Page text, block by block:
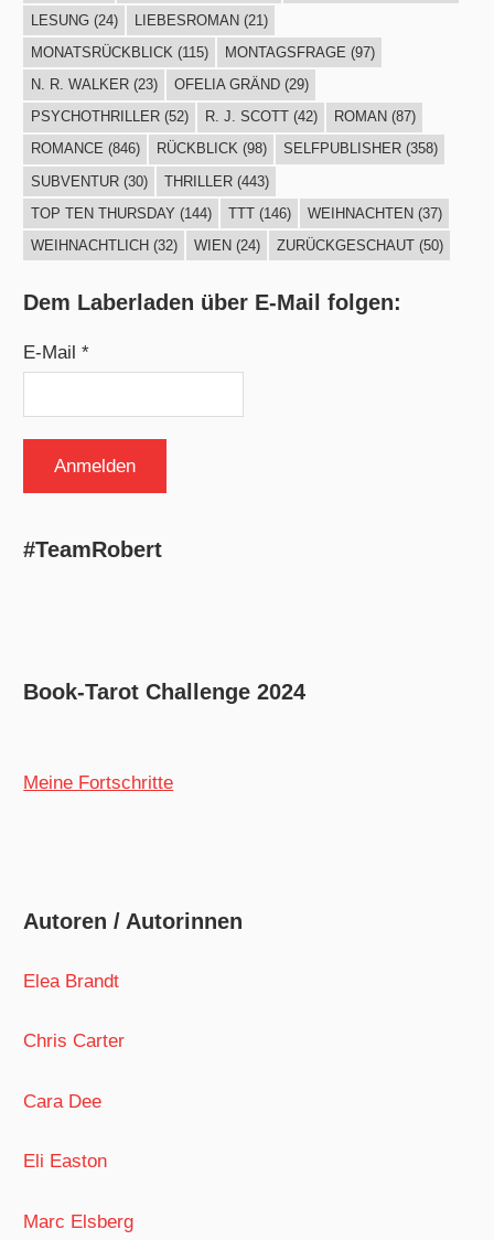
LESUNG(24) LIEBESROMAN(21)
MONATSRÜCKBLICK (115) MONTAGSFRAGE (97)
N. R. WALKER(23) OFELIA GRÄND(29)
PSYCHOTHRILLER(52) R. J. SCOTT(42) ROMAN (87)
ROMANCE (846) RÜCKBLICK(98) SELFPUBLISHER(358)
SUBVENTUR(30) THRILLER(443)
TOP TEN THURSDAY (144) TTT(146) WEIHNACHTEN(37)
WEIHNACHTLICH (32) WIEN (24) ZURÜCKGESCHAUT(50)
Dem Laberladen über E-Mail folgen:
E-Mail *
#TeamRobert
Book-Tarot Challenge 2024
Meine Fortschritte
Autoren / Autorinnen
Elea Brandt
Chris Carter
Cara Dee
Eli Easton
Marc Elsberg